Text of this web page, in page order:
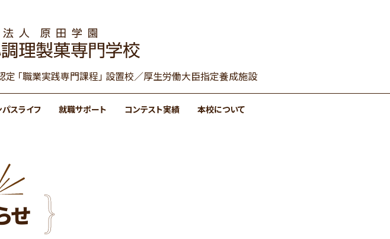
「職業実践専門課程」 設置校／厚生労働大臣指定養成施設
パスライフ 就職サポート コンテスト実績 本校について
理実習
菓実習
ポート
願について
１日
せ